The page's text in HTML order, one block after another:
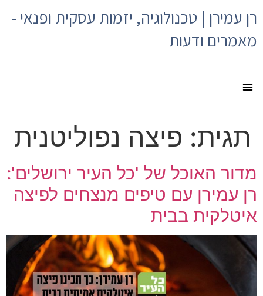
רן עמירן | טכנולוגיה, יזמות עסקית ופנאי -
מאמרים ודעות
תגית: פיצה נפוליטנית
מדור האוכל של 'כל העיר ירושלים':
רן עמירן עם טיפים מנצחים לפיצה
איטלקית בבית